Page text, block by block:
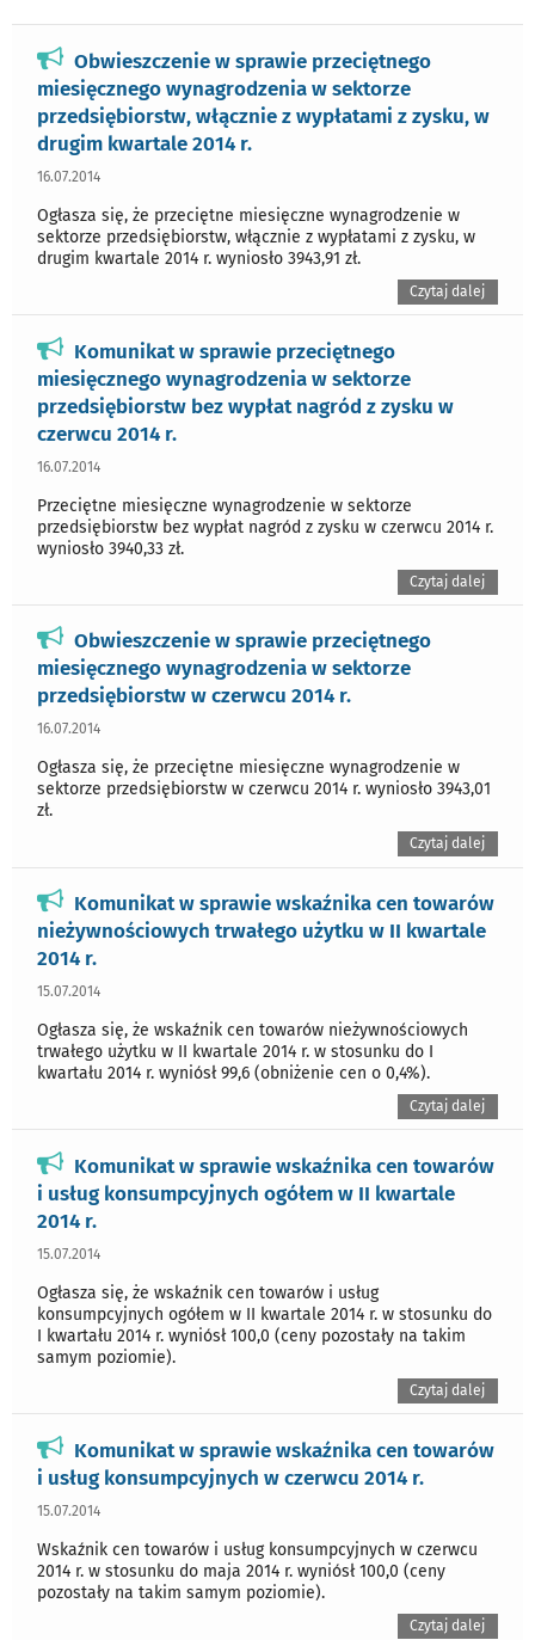
Obwieszczenie w sprawie przeciętnego
miesięcznego wynagrodzenia w sektorze
przedsiębiorstw, włącznie z wypłatami z zysku, w
drugim kwartale 2014 r.
16.07.2014
Ogłasza się, że przeciętne miesięczne wynagrodzenie w
sektorze przedsiębiorstw, włącznie z wypłatami z zysku, w
drugim kwartale 2014 r. wyniosło 3943,91 zł.
Czytaj dalej
Komunikat w sprawie przeciętnego
miesięcznego wynagrodzenia w sektorze
przedsiębiorstw bez wypłat nagród z zysku w
czerwcu 2014 r.
16.07.2014
Przeciętne miesięczne wynagrodzenie w sektorze
przedsiębiorstw bez wypłat nagród z zysku w czerwcu 2014 r.
wyniosło 3940,33 zł.
Czytaj dalej
Obwieszczenie w sprawie przeciętnego
miesięcznego wynagrodzenia w sektorze
przedsiębiorstw w czerwcu 2014 r.
16.07.2014
Ogłasza się, że przeciętne miesięczne wynagrodzenie w
sektorze przedsiębiorstw w czerwcu 2014 r. wyniosło 3943,01
zł.
Czytaj dalej
Komunikat w sprawie wskaźnika cen towarów
nieżywnościowych trwałego użytku w II kwartale
2014 r.
15.07.2014
Ogłasza się, że wskaźnik cen towarów nieżywnościowych
trwałego użytku w II kwartale 2014 r. w stosunku do I
kwartału 2014 r. wyniósł 99,6 (obniżenie cen o 0,4%).
Czytaj dalej
Komunikat w sprawie wskaźnika cen towarów
i usług konsumpcyjnych ogółem w II kwartale
2014 r.
15.07.2014
Ogłasza się, że wskaźnik cen towarów i usług
konsumpcyjnych ogółem w II kwartale 2014 r. w stosunku do
I kwartału 2014 r. wyniósł 100,0 (ceny pozostały na takim
samym poziomie).
Czytaj dalej
Komunikat w sprawie wskaźnika cen towarów
i usług konsumpcyjnych w czerwcu 2014 r.
15.07.2014
Wskaźnik cen towarów i usług konsumpcyjnych w czerwcu
2014 r. w stosunku do maja 2014 r. wyniósł 100,0 (ceny
pozostały na takim samym poziomie).
Czytaj dalej